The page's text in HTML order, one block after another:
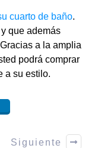
cuarto de baño.
que además
a la amplia
podrá comprar
a su estilo.
Siguiente